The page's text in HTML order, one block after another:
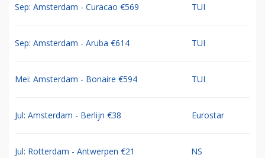
Sep: Amsterdam - Curacao €569 TUI
Sep: Amsterdam - Aruba €614 TUI
Mei: Amsterdam - Bonaire €594 TUI
Jul: Amsterdam - Berlijn €38 Eurostar
Jul: Rotterdam - Antwerpen €21 NS